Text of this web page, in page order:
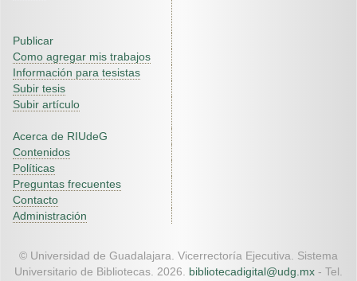
Publicar
Como agregar mis trabajos
Información para tesistas
Subir tesis
Subir artículo
Acerca de RIUdeG
Contenidos
Políticas
Preguntas frecuentes
Contacto
Administración
© Universidad de Guadalajara. Vicerrectoría Ejecutiva. Sistema
Universitario de Bibliotecas. 2026. bibliotecadigital@udg.mx - Tel.